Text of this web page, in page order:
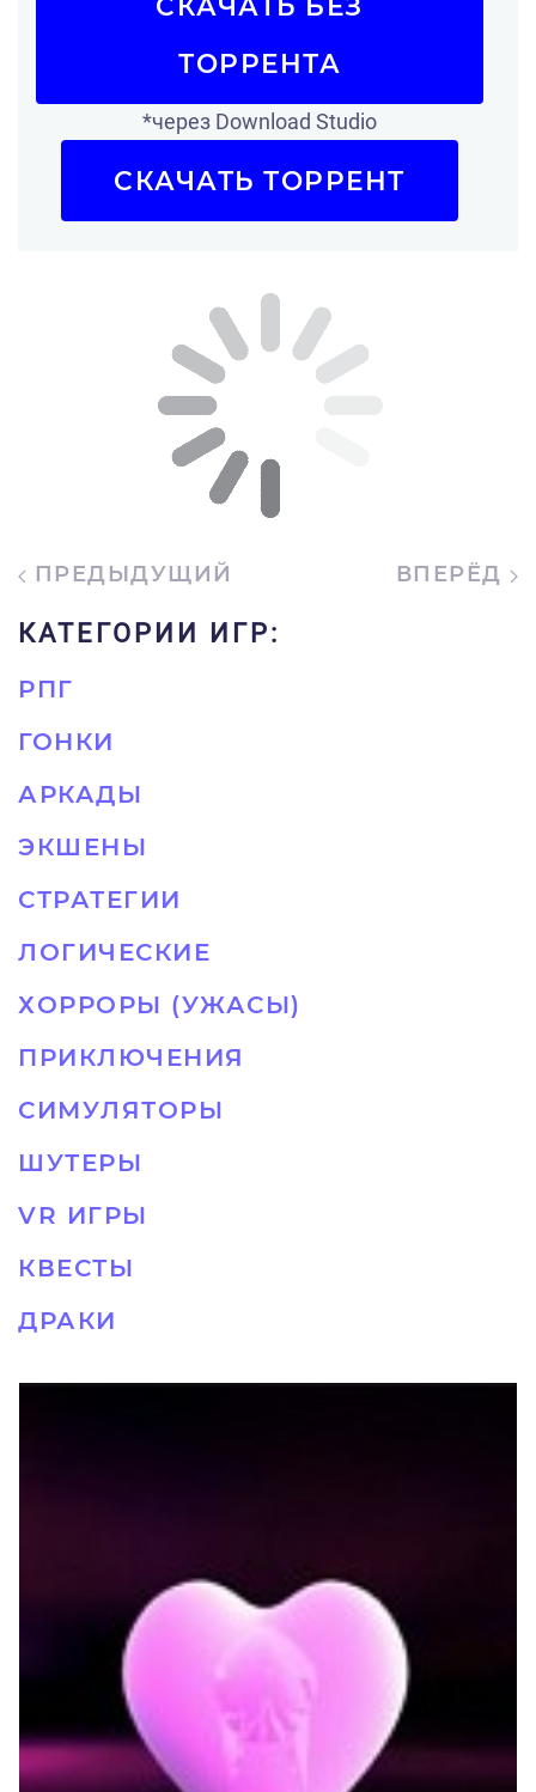
СКАЧАТЬ БЕЗ
ТОРРЕНТА
*через Download Studio
СКАЧАТЬ ТОРРЕНТ
ПРЕДЫДУЩИЙ ВПЕРЁД
КАТЕГОРИИ ИГР:
РПГ
ГОНКИ
АРКАДЫ
ЭКШЕНЫ
СТРАТЕГИИ
ЛОГИЧЕСКИЕ
ХОРРОРЫ (УЖАСЫ)
ПРИКЛЮЧЕНИЯ
СИМУЛЯТОРЫ
ШУТЕРЫ
VR ИГРЫ
КВЕСТЫ
ДРАКИ